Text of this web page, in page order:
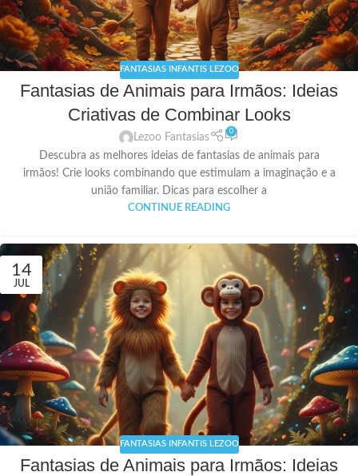
FANTASIAS INFANTIS LEZOO
Fantasias de Animais para Irmãos: Ideias
Criativas de Combinar Looks
Lezoo Fantasias
0
Descubra as melhores ideias de fantasias de animais para
irmãos! Crie looks combinando que estimulam a imaginação e a
união familiar. Dicas para escolher a
CONTINUE READING
14
JUL
FANTASIAS INFANTIS LEZOO
Fantasias de Animais para Irmãos: Ideias